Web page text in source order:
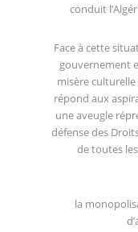
conduit
Face à cette situation qui s’aggrave
gouvernement
misère
répond aux
une aveugle
défense des
de toutes
la